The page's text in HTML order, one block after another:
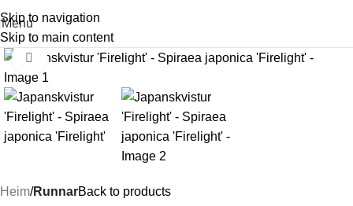
Skip to navigation
Skip to main content
Menu
Stækka mynd
Heim RunnarBack to products